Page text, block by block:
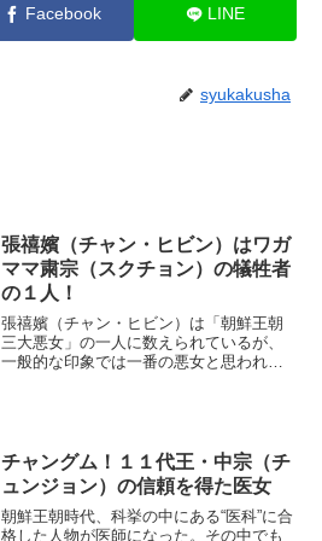
Facebook LINE
syukakusha
張禧嬪（チャン・ヒビン）はワガ
ママ粛宗（スクチョン）の犠牲者
の１人！
張禧嬪（チャン・ヒビン）は「朝鮮王朝
三大悪女」の一人に数えられているが、
一般的な印象では一番の悪女と思われて
チャングム！１１代王・中宗（チ
ュンジョン）の信頼を得た医女
朝鮮王朝時代、科挙の中にある“医科”に合
格した人物が医師になった。その中でも